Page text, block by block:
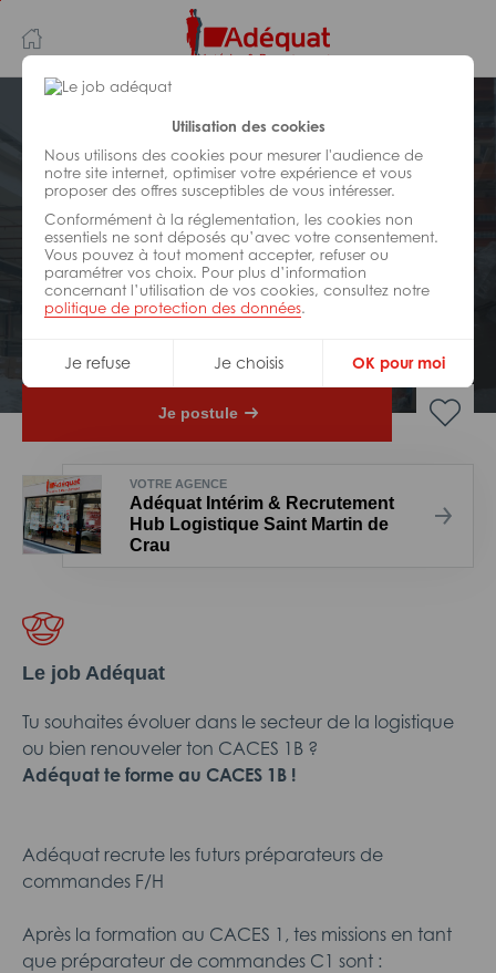
Utilisation des cookies
Nous utilisons des cookies pour mesurer l'audience de
notre site internet, optimiser votre expérience et vous
proposer des offres susceptibles de vous intéresser.
Conformément à la réglementation, les cookies non
essentiels ne sont déposés qu’avec votre consentement.
Vous pouvez à tout moment accepter, refuser ou
paramétrer vos choix. Pour plus d’information
concernant l’utilisation de vos cookies, consultez notre
politique de protection des données.
Je refuse Je choisis OK pour moi
au
contenu
principal
navigation
LOGISTIQUE
Réf : 0MW-276405
Formation préparateur de
commandes CACES 1 H/F
Je postule
VOTRE AGENCE
Adéquat Intérim & Recrutement
Hub Logistique Saint Martin de
Crau
Le job Adéquat
Tu souhaites évoluer dans le secteur de la logistique
ou bien renouveler ton CACES 1B ?
Adéquat te forme au CACES 1B !
Adéquat recrute les futurs préparateurs de
commandes F/H
Après la formation au CACES 1, tes missions en tant
que préparateur de commandes C1 sont :